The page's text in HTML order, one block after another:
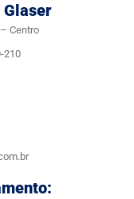
Centro
210